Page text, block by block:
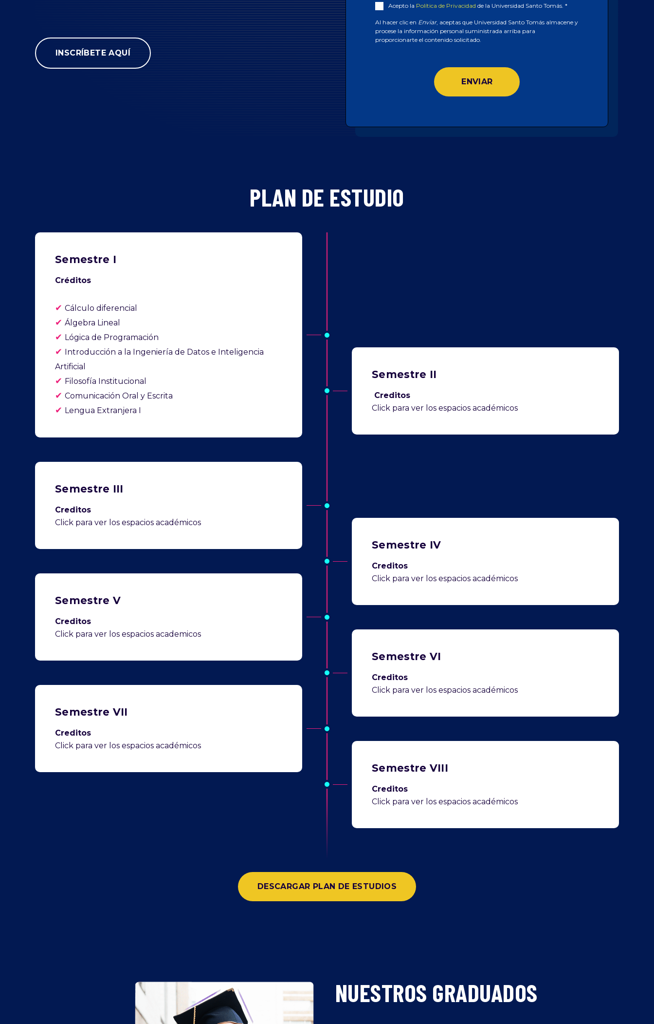
Acepto la Política de Privacidad de la Universidad Santo Tomás.*
Al hacer clic en Enviar, aceptas que Universidad Santo Tomás almacene y
procese la información personal suministrada arriba para
proporcionarte el contenido solicitado.
INSCRÍBETE AQUÍ
PLAN DE ESTUDIO
Semestre I
Créditos
✔ Cálculo diferencial
✔ Álgebra Lineal
✔ Lógica de Programación
✔ Introducción a la Ingeniería de Datos e Inteligencia
Artificial
✔ Filosofía Institucional
✔ Comunicación Oral y Escrita
✔ Lengua Extranjera I
Semestre II
Creditos
Click para ver los espacios académicos
Semestre III
Creditos
Click para ver los espacios académicos
Semestre IV
Creditos
Click para ver los espacios académicos
Semestre V
Creditos
Click para ver los espacios academicos
Semestre VI
Creditos
Click para ver los espacios académicos
Semestre VII
Creditos
Click para ver los espacios académicos
Semestre VIII
Creditos
Click para ver los espacios académicos
DESCARGAR PLAN DE ESTUDIOS
NUESTROS GRADUADOS